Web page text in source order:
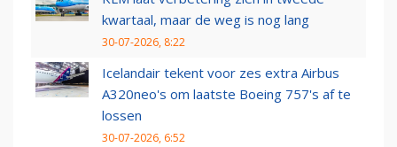
kwartaal, maar de weg is nog lang
30-07-2026, 8:22
Icelandair tekent voor zes extra Airbus
A320neo's om laatste Boeing 757's af te
lossen
30-07-2026, 6:52